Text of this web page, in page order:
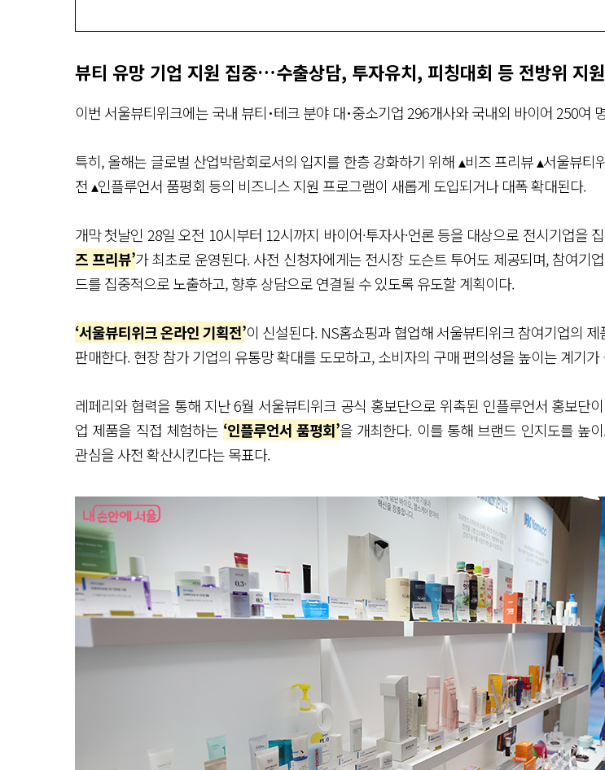
뷰티 유망 기업 지원 집중…수출상담, 투자유치, 피칭대회 등 전방위 지원
이번 서울뷰티위크에는 국내 뷰티･테크 분야 대･중소기업 296개사와 국내외 바이어 250여
특히, 올해는 글로벌 산업박람회로서의 입지를 한층 강화하기 위해 ▴비즈 프리뷰 ▴서울뷰티
전 ▴인플루언서 품평회 등의 비즈니스 지원 프로그램이 새롭게 도입되거나 대폭 확대된다.
개막 첫날인 28일 오전 10시부터 12시까지 바이어·투자사·언론 등을 대상으로 전시기업을
즈 프리뷰’가 최초로 운영된다. 사전 신청자에게는 전시장 도슨트 투어도 제공되며, 참여기
드를 집중적으로 노출하고, 향후 상담으로 연결될 수 있도록 유도할 계획이다.
‘서울뷰티위크 온라인 기획전’이 신설된다. NS홈쇼핑과 협업해 서울뷰티위크 참여기업의
판매한다. 현장 참가 기업의 유통망 확대를 도모하고, 소비자의 구매 편의성을 높이는 계기가
레페리와 협력을 통해 지난 6월 서울뷰티위크 공식 홍보단으로 위촉된 인플루언서 홍보단
업 제품을 직접 체험하는 ‘인플루언서 품평회’을 개최한다. 이를 통해 브랜드 인지도를 높
관심을 사전 확산시킨다는 목표다.